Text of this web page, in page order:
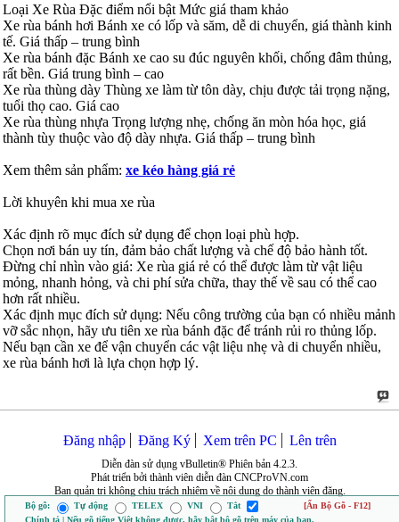
Loại Xe Rùa Đặc điểm nổi bật Mức giá tham khảo
Xe rùa bánh hơi Bánh xe có lốp và săm, dễ di chuyển, giá thành kinh
tế. Giá thấp – trung bình
Xe rùa bánh đặc Bánh xe cao su đúc nguyên khối, chống đâm thủng,
rất bền. Giá trung bình – cao
Xe rùa thùng dày Thùng xe làm từ tôn dày, chịu được tải trọng nặng,
tuổi thọ cao. Giá cao
Xe rùa thùng nhựa Trọng lượng nhẹ, chống ăn mòn hóa học, giá
thành tùy thuộc vào độ dày nhựa. Giá thấp – trung bình
Xem thêm sản phẩm: xe kéo hàng giá rẻ
Lời khuyên khi mua xe rùa
Xác định rõ mục đích sử dụng để chọn loại phù hợp.
Chọn nơi bán uy tín, đảm bảo chất lượng và chế độ bảo hành tốt.
Đừng chỉ nhìn vào giá: Xe rùa giá rẻ có thể được làm từ vật liệu
mỏng, nhanh hỏng, và chi phí sửa chữa, thay thế về sau có thể cao
hơn rất nhiều.
Xác định mục đích sử dụng: Nếu công trường của bạn có nhiều mảnh
vỡ sắc nhọn, hãy ưu tiên xe rùa bánh đặc để tránh rủi ro thủng lốp.
Nếu bạn cần xe để vận chuyển các vật liệu nhẹ và di chuyển nhiều,
xe rùa bánh hơi là lựa chọn hợp lý.
Đăng nhập Đăng Ký Xem trên PC Lên trên
Diễn đàn sử dụng vBulletin® Phiên bản 4.2.3.
Phát triển bởi thành viên diễn đàn CNCProVN.com
Ban quản trị không chịu trách nhiệm về nội dung do thành viên đăng.
Bộ gõ: Tự động TELEX VNI Tắt
[Ẩn Bộ Gõ - F12]
Chính tả | Nếu gõ tiếng Việt không được, hãy bật bộ gõ trên máy của bạn.